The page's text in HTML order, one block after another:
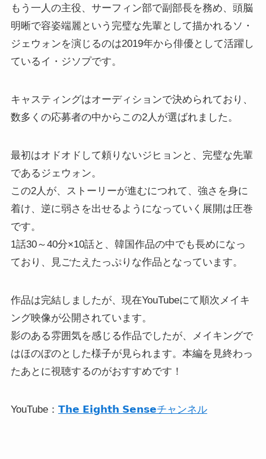
もう一人の主役、サーフィン部で副部長を務め、頭脳
明晰で容姿端麗という完璧な先輩として描かれるソ・
ジェウォンを演じるのは2019年から俳優として活躍し
ているイ・ジソプです。
キャスティングはオーディションで決められており、
数多くの応募者の中からこの2人が選ばれました。
最初はオドオドして頼りないジヒョンと、完璧な先輩
であるジェウォン。
この2人が、ストーリーが進むにつれて、強さを身に
着け、逆に弱さを出せるようになっていく展開は圧巻
です。
1話30～40分×10話と、韓国作品の中でも長めになっ
ており、見ごたえたっぷりな作品となっています。
作品は完結しましたが、現在YouTubeにて順次メイキ
ング映像が公開されています。
影のある雰囲気を感じる作品でしたが、メイキングで
はほのぼのとした様子が見られます。本編を見終わっ
たあとに視聴するのがおすすめです！
YouTube： 𝗧𝗵𝗲 𝗘𝗶𝗴𝗵𝘁𝗵 𝗦𝗲𝗻𝘀𝗲チャンネル